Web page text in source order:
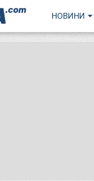
НОВИНИ